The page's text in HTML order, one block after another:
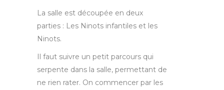
La salle est découpée en deux
parties : Les Ninots infantiles et les
Ninots.
Il faut suivre un petit parcours qui
serpente dans la salle, permettant de
ne rien rater. On commencer par les